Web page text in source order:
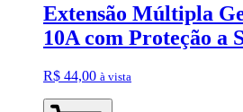
Extensão Múltipla
10A com Proteção a
R$ 44,00 à vista